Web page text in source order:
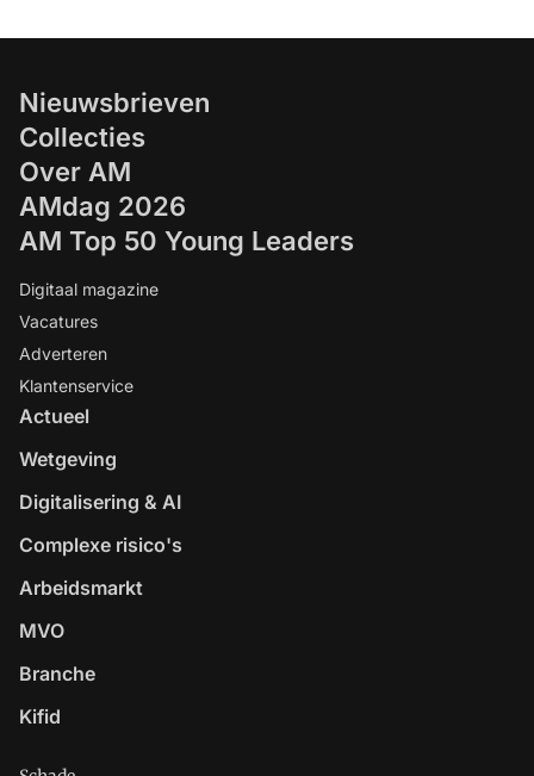
Nieuwsbrieven
Collecties
Over AM
AMdag 2026
AM Top 50 Young Leaders
Digitaal magazine
Vacatures
Adverteren
Klantenservice
Actueel
Wetgeving
Digitalisering & AI
Complexe risico's
Arbeidsmarkt
MVO
Branche
Kifid